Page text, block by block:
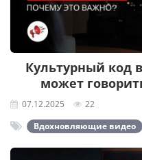
Культурный код
может
07.12.2025 22
Вдохновляющие видео